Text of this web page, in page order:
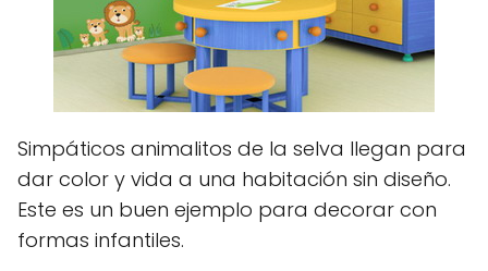
Simpáticos animalitos de la selva llegan para
dar color y vida a una habitación sin diseño.
Este es un buen ejemplo para decorar con
formas infantiles.